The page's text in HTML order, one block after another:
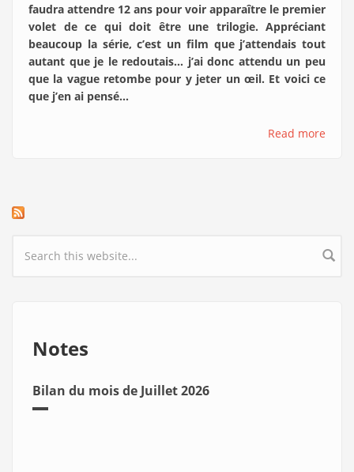
faudra attendre 12 ans pour voir apparaître le premier
volet de ce qui doit être une trilogie. Appréciant
beaucoup la série, c’est un film que j’attendais tout
autant que je le redoutais… j’ai donc attendu un peu
que la vague retombe pour y jeter un œil. Et voici ce
que j’en ai pensé…
Read more
Search form
Notes
Bilan du mois de Juillet 2026